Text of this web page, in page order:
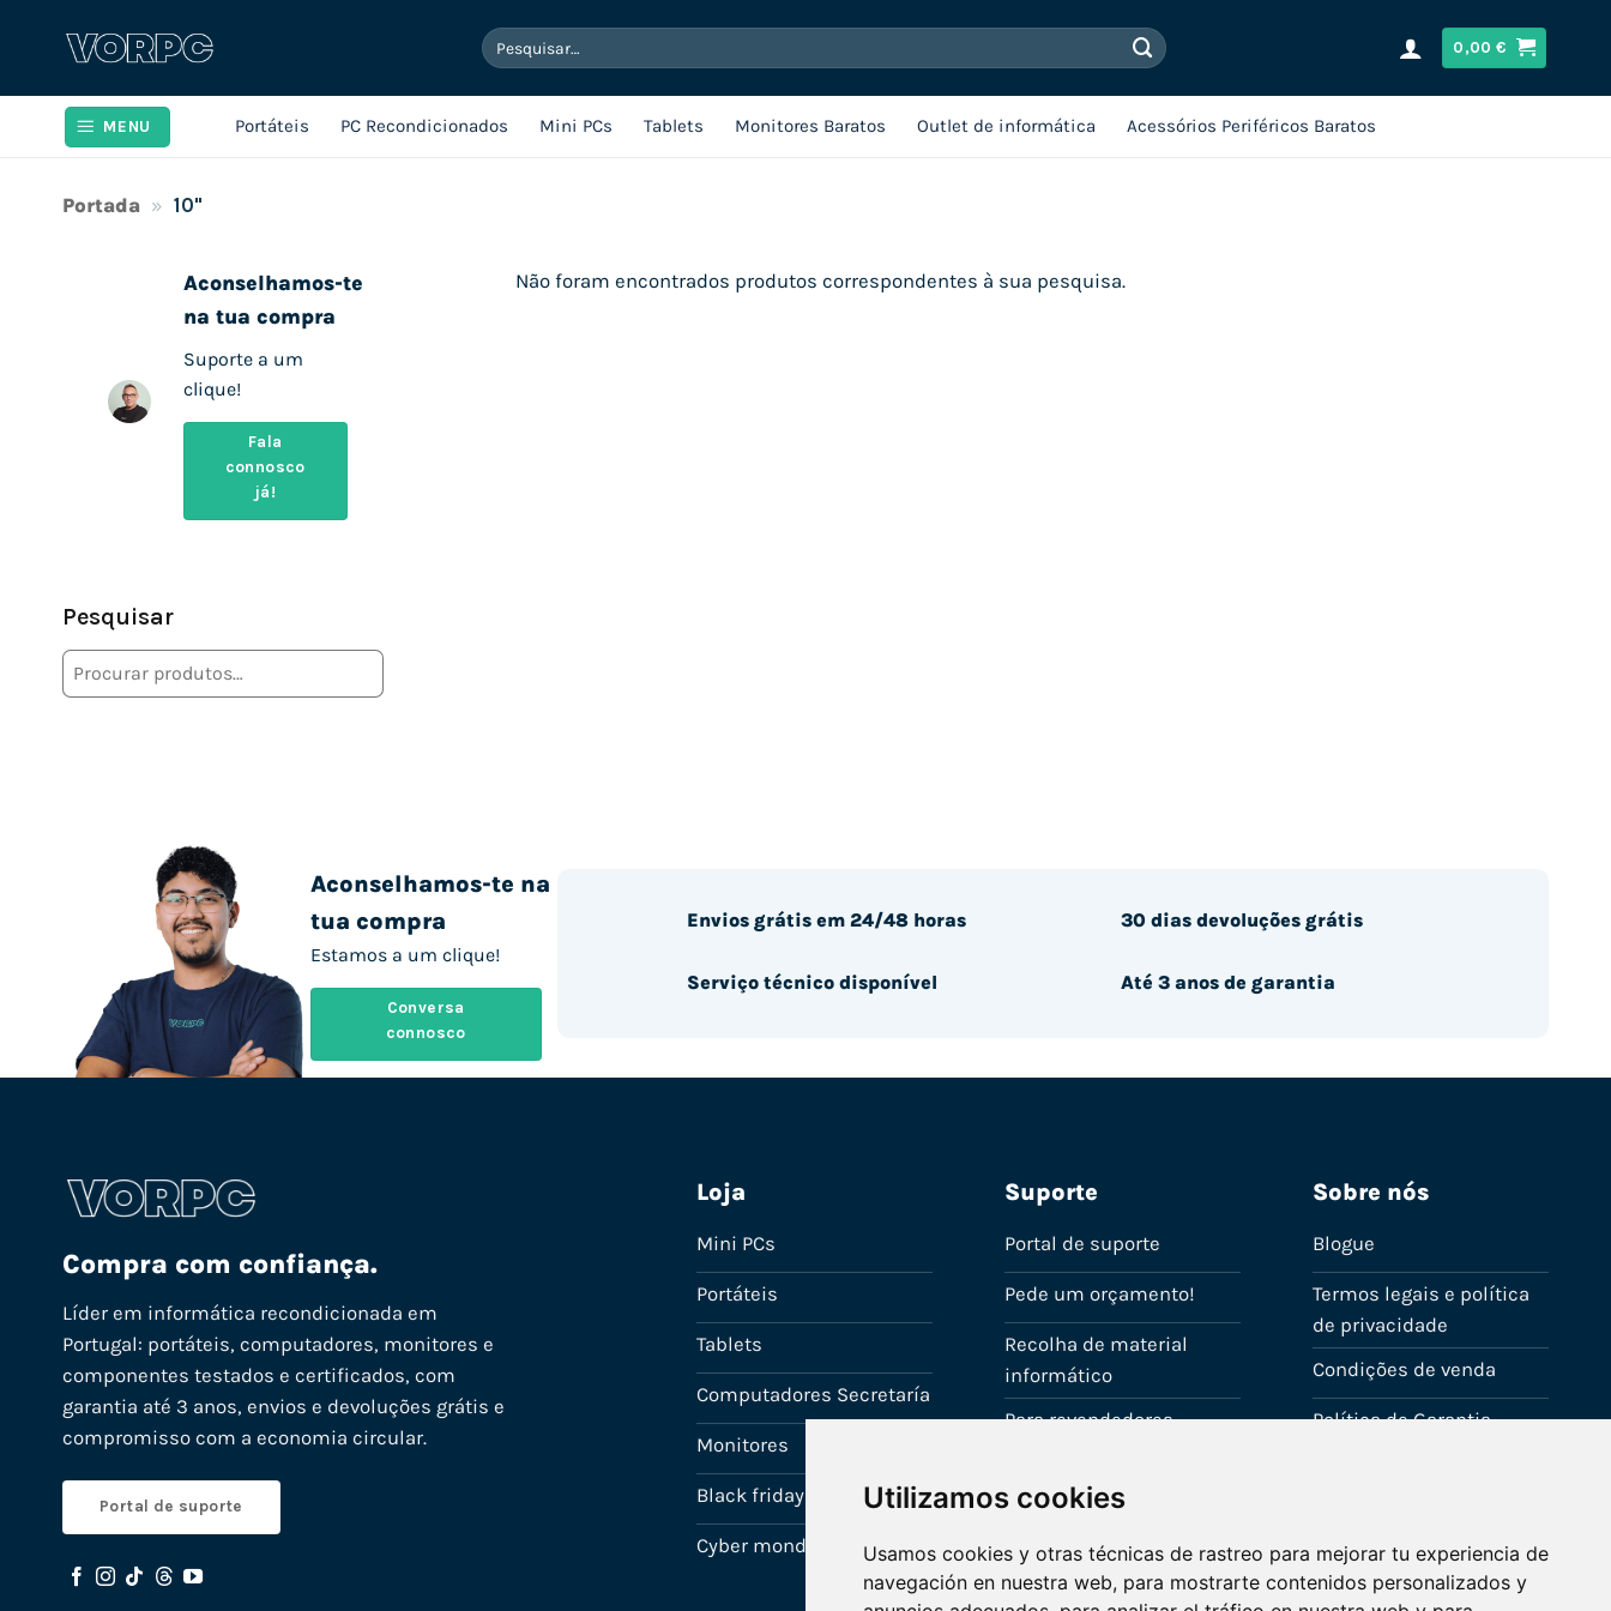
Utilizamos cookies
Usamos cookies y otras técnicas de rastreo para mejorar tu experiencia de
navegación en nuestra web, para mostrarte contenidos personalizados y
Pesquisar
por:
0,00€
MENU Portáteis PC Recondicionados Mini PCs Tablets Monitores Baratos Outlet de informática Acessórios Periféricos Baratos
Portada » 10"
Aconselhamos-te
na tua compra
Suporte a um
clique!
Fala
connosco
já!
Pesquisar
Não foram encontrados produtos correspondentes à sua pesquisa.
Aconselhamos-te na
tua compra
Estamos a um clique!
Conversa
connosco
Envios grátis em 24/48 horas
Serviço técnico disponível
30 dias devoluções grátis
Até 3 anos de garantia
Compra com confiança.
Líder em informática recondicionada em
Portugal: portáteis, computadores, monitores e
componentes testados e certificados, com
garantia até 3 anos, envios e devoluções grátis e
compromisso com a economia circular.
Portal de suporte
Loja
Mini PCs
Portáteis
Tablets
Computadores Secretaría
Monitores
Black friday
Cyber monday
Suporte
Portal de suporte
Pede um orçamento!
Recolha de material
informático
Para revendedores
Sobre nós
Blogue
Termos legais e política
de privacidade
Condições de venda
Política de Garantia
Fale connosco